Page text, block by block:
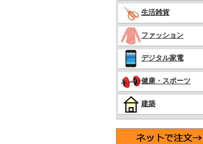
生活雑貨
ファッション
デジタル家電
健康・スポーツ
建築